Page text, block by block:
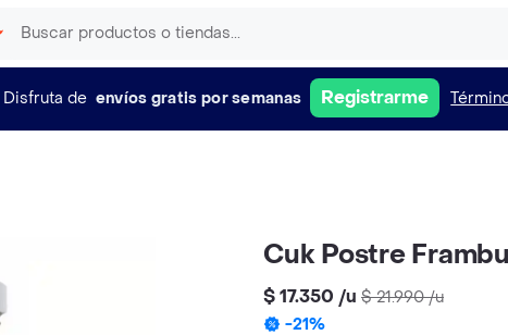
Disfruta de envíos gratis por semanas Registrarme
Cuk Postre
$ 17.350 /u $ 21.990/u
-21%